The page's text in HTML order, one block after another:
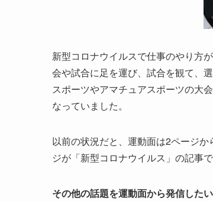
新型コロナウイルスで仕事のやり方
会や試合に足を運び、試合を観て、
スポーツやアマチュアスポーツの大
なっていました。
以前の状況だと、運動面は2ページか
ジが「新型コロナウイルス」の記事
その他の話題を運動面から発信したい